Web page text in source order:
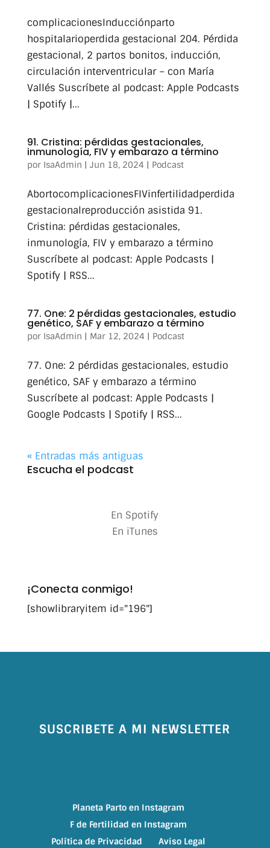
complicacionesInducciónparto
hospitalarioperdida gestacional 204. Pérdida
gestacional, 2 partos bonitos, inducción,
circulación interventricular – con María
Vallés Suscríbete al podcast: Apple Podcasts
| Spotify |...
91. Cristina: pérdidas gestacionales,
inmunología, FIV y embarazo a término
por IsaAdmin | Jun 18, 2024 | Podcast
AbortocomplicacionesFIVinfertilidadperdida
gestacionalreproducción asistida 91.
Cristina: pérdidas gestacionales,
inmunología, FIV y embarazo a término
Suscríbete al podcast: Apple Podcasts |
Spotify | RSS...
77. One: 2 pérdidas gestacionales, estudio
genético, SAF y embarazo a término
por IsaAdmin | Mar 12, 2024 | Podcast
77. One: 2 pérdidas gestacionales, estudio
genético, SAF y embarazo a término
Suscríbete al podcast: Apple Podcasts |
Google Podcasts | Spotify | RSS...
« Entradas más antiguas
Escucha el podcast
En Spotify
En iTunes
¡Conecta conmigo!
[showlibraryitem id="196"]
SUSCRIBETE A MI NEWSLETTER
Planeta Parto en Instagram
F de Fertilidad en Instagram
Política de Privacidad
Aviso Legal